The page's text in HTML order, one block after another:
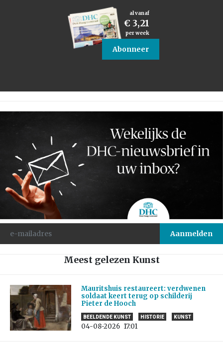
al vanaf
€ 3,21
per week
Abonneer
Meest gelezen Kunst
Mauritshuis restaureert: verdwenen
soldaat keert terug op schilderij
Pieter de Hooch
BEELDENDE KUNST HISTORIE KUNST
04-08-2026 17:01